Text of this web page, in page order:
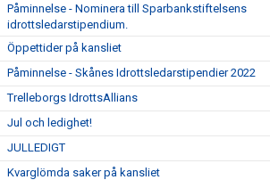
Påminnelse - Nominera till Sparbankstiftelsens
idrottsledarstipendium.
Öppettider på kansliet
Påminnelse - Skånes Idrottsledarstipendier 2022
Trelleborgs IdrottsAllians
Jul och ledighet!
JULLEDIGT
Kvarglömda saker på kansliet